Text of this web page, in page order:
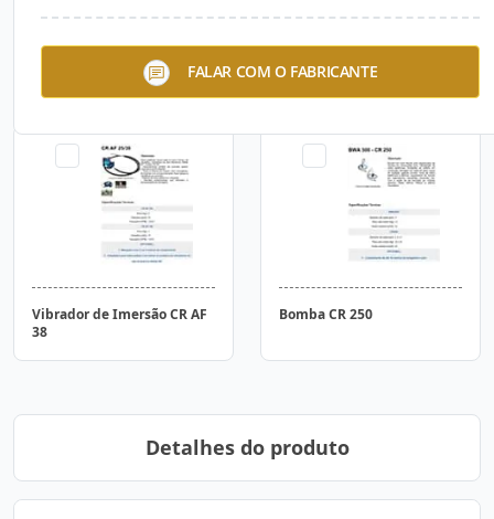
FALAR COM O FABRICANTE
Vibrador de Imersão CRB 48
Vibrador de Imersão CR AF
38
Bomba CR 250
Detalhes do produto